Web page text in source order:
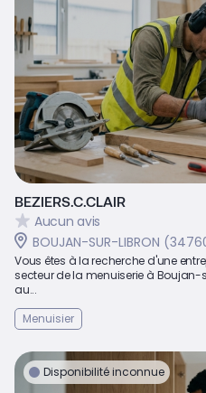
BEZIERS.C.CLAIR
Aucun avis
BOUJAN-SUR-LIBRON
Vous êtes à la recherche d'une
secteur de la menuiserie à
au...
Menuisier
Disponibilité inconnue